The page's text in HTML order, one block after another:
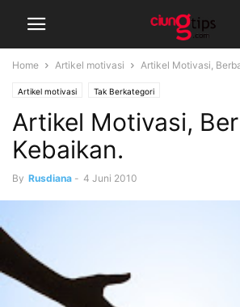
Home Artikel motivasi Artikel Motivasi,
Artikel motivasi Tak Berkategori
Artikel Motivasi,
Kebaikan.
By Rusdiana - 4 Juni 2010